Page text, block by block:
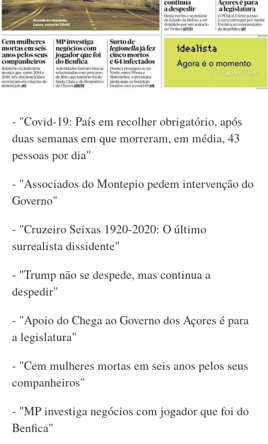
- "Covid-19: País em recolher obrigatório, após
duas semanas em que morreram, em média, 43
pessoas por dia"
- "Associados do Montepio pedem intervenção do
Governo"
- "Cruzeiro Seixas 1920-2020: O último
surrealista dissidente"
- "Trump não se despede, mas continua a
despedir"
- "Apoio do Chega ao Governo dos Açores é para
a legislatura"
- "Cem mulheres mortas em seis anos pelos seus
companheiros"
- "MP investiga negócios com jogador que foi do
Benfica"